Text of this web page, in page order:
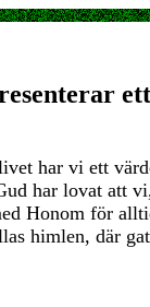
har vi ett
har lovat att
Honom för
himlen, där